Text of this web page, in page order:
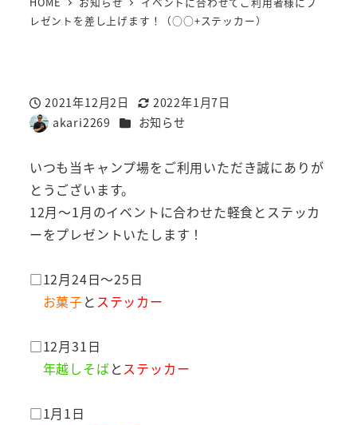
レゼントを差し上げます！（○○+ステッカー）
投稿日
2021年12月2日
更新日
2022年1月7日
著
akari2269 カテゴリー
お知らせ
いつも当キャンプ場をご利用いただき誠にありが
とうございます。
12月～1月のイベントに合わせた軽食とステッカ
ーをプレゼントいたします！
□12月24日～25日
お菓子とステッカー
□12月31日
年越しそばとステッカー
□1月1日